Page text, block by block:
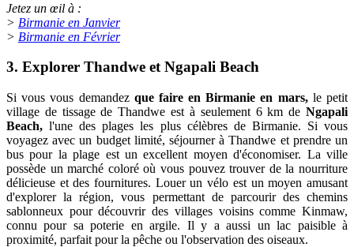
Jetez un œil à :
> Birmanie en Janvier
> Birmanie en Février
3. Explorer Thandwe et Ngapali Beach
Si vous vous demandez que faire en Birmanie en mars,le petit
village de tissage de Thandwe est à seulement 6 km de Ngapali
Beach, l'une des plages les plus célèbres de Birmanie. Si vous
voyagez avec un budget limité, séjourner à Thandwe et prendre un
bus pour la plage est un excellent moyen d'économiser. La ville
possède un marché coloré où vous pouvez trouver de la nourriture
délicieuse et des fournitures. Louer un vélo est un moyen amusant
d'explorer la région, vous permettant de parcourir des chemins
sablonneux pour découvrir des villages voisins comme Kinmaw,
connu pour sa poterie en argile. Il y a aussi un lac paisible à
proximité, parfait pour la pêche ou l'observation des oiseaux.